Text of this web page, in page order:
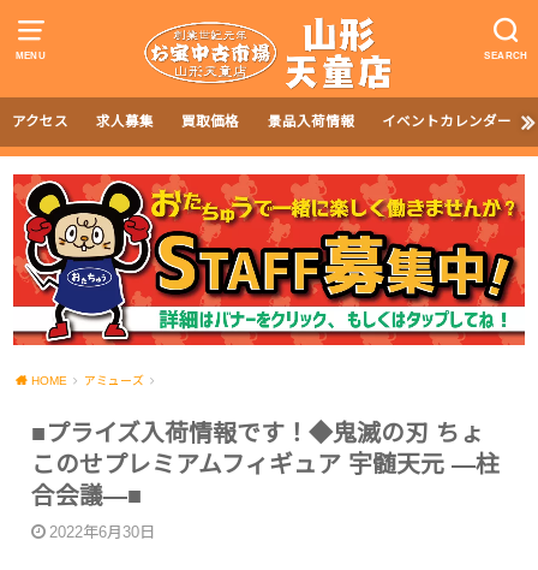
MENU SEARCH
アクセス 求人募集 買取価格 景品入荷情報 イベントカレンダー
HOME アミューズ
■プライズ入荷情報です！◆鬼滅の刃 ちょ
このせプレミアムフィギュア 宇髄天元 ―柱
合会議―■
2022年6月30日